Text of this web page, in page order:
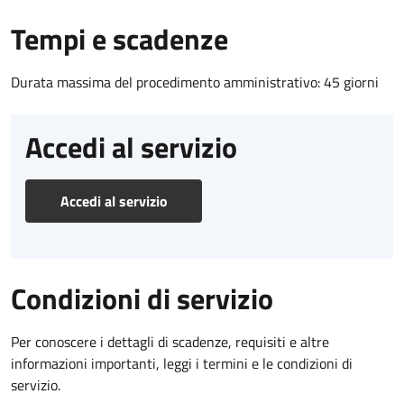
Tempi e scadenze
Durata massima del procedimento amministrativo: 45 giorni
Accedi al servizio
Accedi al servizio
Condizioni di servizio
Per conoscere i dettagli di scadenze, requisiti e altre
informazioni importanti, leggi i termini e le condizioni di
servizio.